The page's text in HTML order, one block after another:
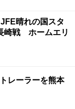
晴れの国スタ
崎戦 ホームエリ
レーラーを熊本